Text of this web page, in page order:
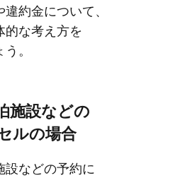
約金に​​ついて、​​
的な​​考え方を​​
。
施設などの​​
ルの​​場合
設などの​​予約に​​